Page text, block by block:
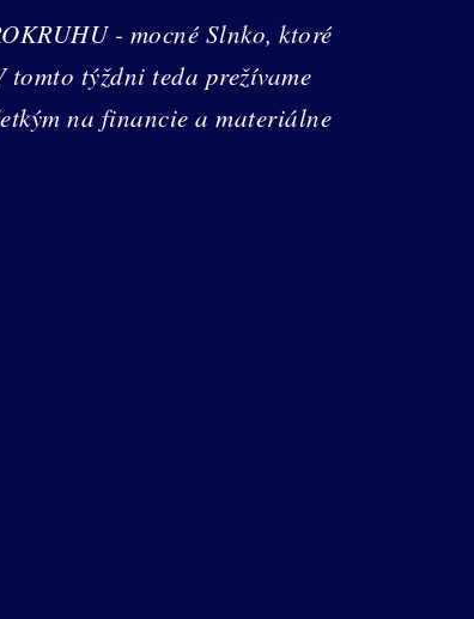
- mocné Slnko, ktoré
tomto týždni teda prežívame
na financie a materiálne